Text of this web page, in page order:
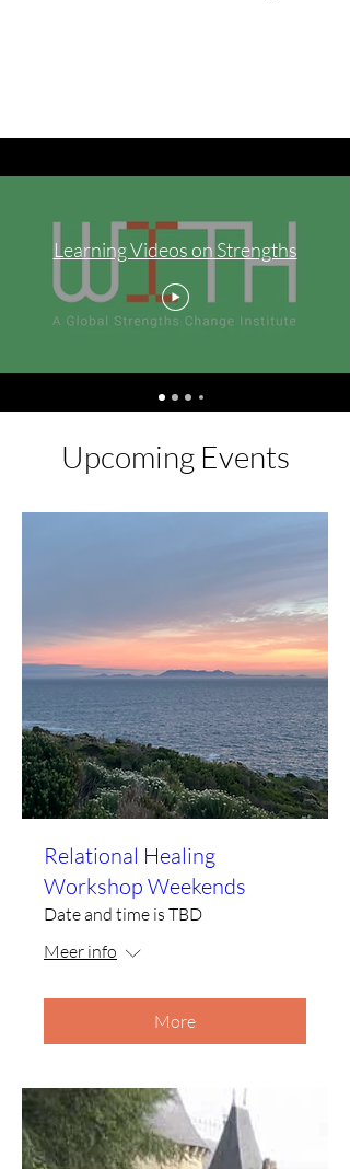
Learning Videos on Strengths
Upcoming Events
Relational Healing
Workshop Weekends
Date and time is TBD
Meer info
More